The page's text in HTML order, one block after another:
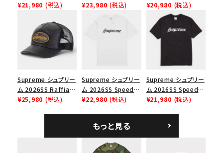
絞り込んで検索する
Box Tee スモールボ
¥21,980 (税込)
Chino Twill Camp
ップ ブラック
¥23,980 (税込)
Tee ウィッシュTシ
ャツ ブラック
¥20,980 (税込)
Supreme シュプリー
ム 2026SS Raffia
Mesh Back 5-Panel
¥25,980 (税込)
Supreme シュプリー
ム 2026SS Speed
Tee スピードTシャツ
¥22,980 (税込)
Supreme シュプリー
ム 2026SS Speed
Tee スピードTシャツ
¥21,980 (税込)
もっと見る